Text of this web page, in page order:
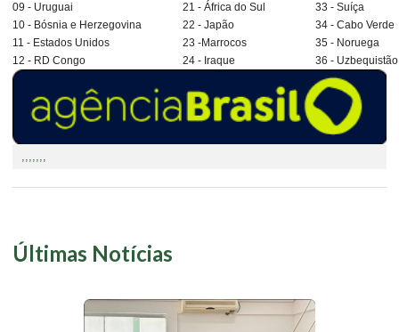
09 - Uruguai
10 - Bósnia e Herzegovina
11 - Estados Unidos
12 - RD Congo
21 - África do Sul
22 - Japão
23 -Marrocos
24 - Iraque
33 - Suíça
34 - Cabo Verde
35 - Noruega
36 - Uzbequistão
Últimas Notícias